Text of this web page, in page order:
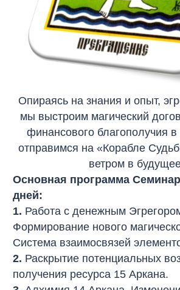
Опираясь на знания и опыт,
мы выстроим магический
финансового благополучия
отправимся на «Корабле
ветром в
Основная программа
дней:
1. Работа с денежным
Формирование нового
Система взаимосвязей
2. Раскрытие потенциальных
получения ресурса 15 Аркана.